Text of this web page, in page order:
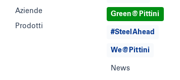
Aziende
Prodotti
Green@Pittini
#SteelAhead
We@Pittini
News